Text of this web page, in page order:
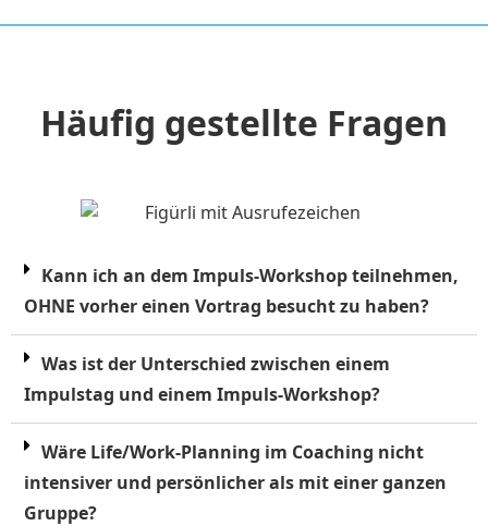
Häufig gestellte Fragen
Kann ich an dem Impuls-Workshop teilnehmen,
OHNE vorher einen Vortrag besucht zu haben?
Was ist der Unterschied zwischen einem
Impulstag und einem Impuls-Workshop?
Wäre Life/Work-Planning im Coaching nicht
intensiver und persönlicher als mit einer ganzen
Gruppe?